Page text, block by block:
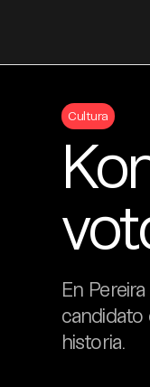
Cultura
En
candidato
historia.